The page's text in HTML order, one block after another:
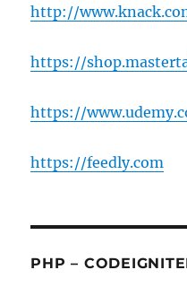
http://
https://
https://
https://feedly.com
PHP –